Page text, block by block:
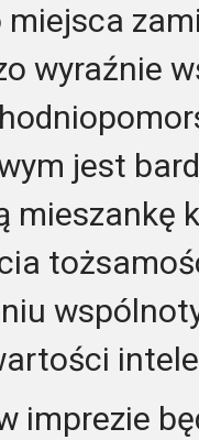
wyraźnie
jest
mieszankę
imprezie